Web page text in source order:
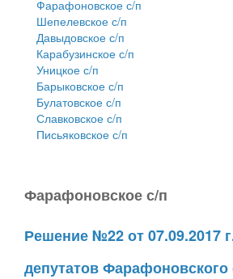
Фарафоновское с/п
Шепелевское с/п
Давыдовское с/п
Карабузинское с/п
Уницкое с/п
Барыковское с/п
Булатовское с/п
Славковское с/п
Письяковское с/п
Фарафоновское с/п
Решение №22 от 07.09.2017
депутатов Фарафоновского